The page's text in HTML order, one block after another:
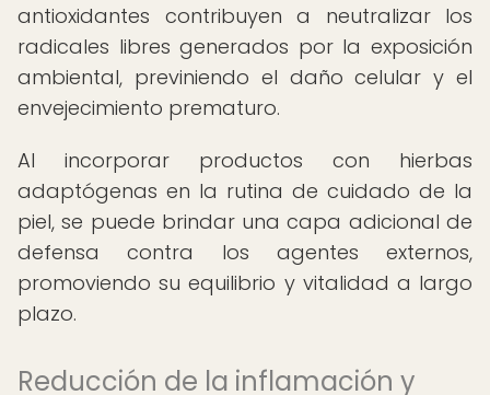
antioxidantes contribuyen a neutralizar los
radicales libres generados por la exposición
ambiental, previniendo el daño celular y el
envejecimiento prematuro.
Al incorporar productos con hierbas
adaptógenas en la rutina de cuidado de la
piel, se puede brindar una capa adicional de
defensa contra los agentes externos,
promoviendo su equilibrio y vitalidad a largo
plazo.
Reducción de la inflamación y